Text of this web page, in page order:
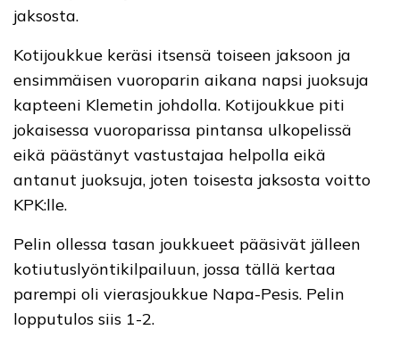
jaksosta.
Kotijoukkue keräsi itsensä toiseen jaksoon ja
ensimmäisen vuoroparin aikana napsi juoksuja
kapteeni Klemetin johdolla. Kotijoukkue piti
jokaisessa vuoroparissa pintansa ulkopelissä
eikä päästänyt vastustajaa helpolla eikä
antanut juoksuja, joten toisesta jaksosta voitto
KPK:lle.
Pelin ollessa tasan joukkueet pääsivät jälleen
kotiutuslyöntikilpailuun, jossa tällä kertaa
parempi oli vierasjoukkue Napa-Pesis. Pelin
lopputulos siis 1-2.